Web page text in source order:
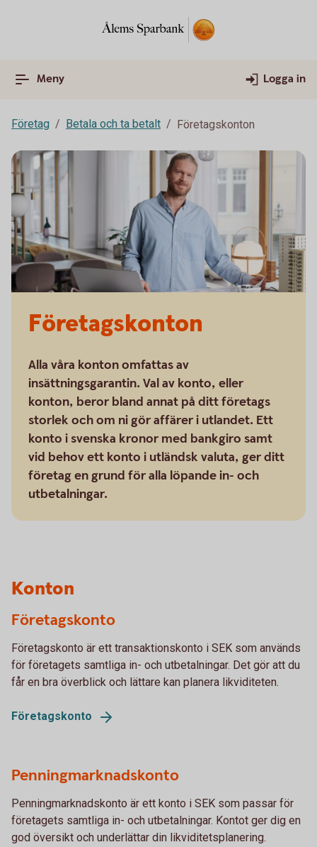
Meny Logga in
Företag Betala och ta betalt Företagskonton
Företagskonton
Alla våra konton omfattas av
insättningsgarantin. Val av konto, eller
konton, beror bland annat på ditt företags
storlek och om ni gör affärer i utlandet. Ett
konto i svenska kronor med bankgiro samt
vid behov ett konto i utländsk valuta, ger ditt
företag en grund för alla löpande in- och
utbetalningar.
Konton
Företagskonto
Företagskonto är ett transaktionskonto i SEK som används
för företagets samtliga in- och utbetalningar. Det gör att du
får en bra överblick och lättare kan planera likviditeten.
Företagskonto
Penningmarknadskonto
Penningmarknadskonto är ett konto i SEK som passar för
företagets samtliga in- och utbetalningar. Kontot ger dig en
god översikt och underlättar din likviditetsplanering.